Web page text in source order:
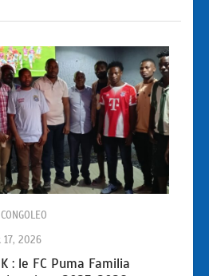
CONGOLEO
2026
: le FC Puma Familia